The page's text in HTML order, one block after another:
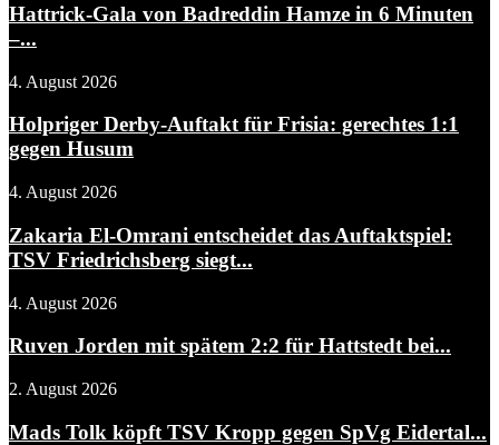
Hattrick-Gala von Badreddin Hamze in 6 Minuten
–...
4. August 2026
Holpriger Derby-Auftakt für Frisia: gerechtes 1:1
gegen Husum
4. August 2026
Zakaria El-Omrani entscheidet das Auftaktspiel:
TSV Friedrichsberg siegt...
4. August 2026
Ruven Jorden mit spätem 2:2 für Hattstedt bei...
2. August 2026
Mads Tolk köpft TSV Kropp gegen SpVg Eidertal...